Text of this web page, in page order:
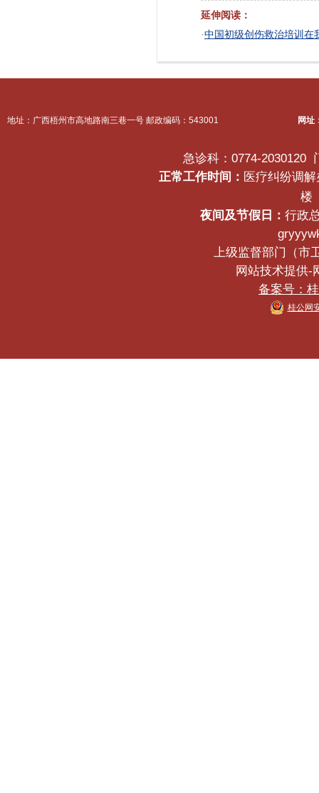
延伸阅读：
·中国初级创伤救治培训在
网址
地址：广西梧州市高地路南三巷一号 邮政编码：543001
急诊科：0774-2030120
正常工作时间： 医疗纠纷调
楼
夜间及节假日： 行政
上级监督部门（市
网站技术提供-
备案号：
桂公网